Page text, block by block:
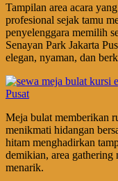
Tampilan area acara
profesional sejak tamu
penyelenggara memilih
Senayan Park Jakarta
elegan, nyaman, dan
Meja bulat memberikan
menikmati hidangan
hitam menghadirkan
demikian, area gathering
menarik.